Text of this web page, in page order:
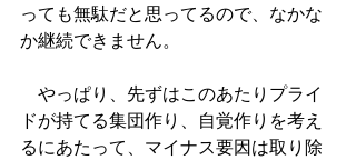
っても無駄だと思ってるので、なかな
か継続できません。
やっぱり、先ずはこのあたりプライ
ドが持てる集団作り、自覚作りを考え
るにあたって、マイナス要因は取り除